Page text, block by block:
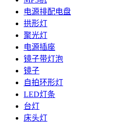
电源排配电盘
拱形灯
聚光灯
电源插座
镜子带灯泡
镜子
自拍环形灯
LED灯条
台灯
床头灯